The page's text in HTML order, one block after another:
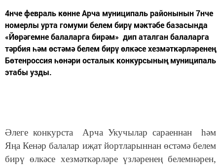
4нче февраль көнне Арча муниципаль районынын 7нче
номерлы урта гомуми белем бирү мәктәбе базасында
«Йөрәгемне балаларга бирәм» дип аталган балаларга
тәрбия һәм өстәмә белем бирү өлкәсе хезмәткәрләренең
Бөтенроссия һөнәри осталык конкурсының муниципаль
этабы узды.
Әлеге конкурста Арча Укучылар сараеннан һәм
Яңа Кенәр балалар иҗат йортларыннан өстәмә белем
бирү өлкәсе хезмәткәрләре үзләренең белемнәрен,